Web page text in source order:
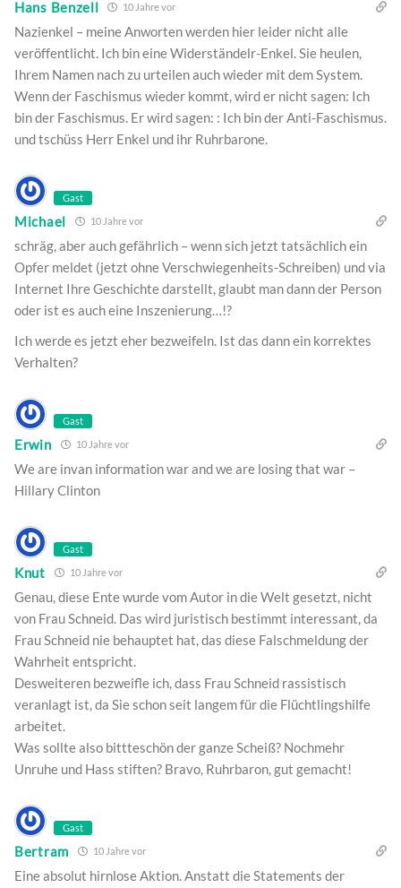
Hans Benzell 10 Jahre vor
Nazienkel – meine Anworten werden hier leider nicht alle
veröffentlicht. Ich bin eine Widerständelr-Enkel. Sie heulen,
Ihrem Namen nach zu urteilen auch wieder mit dem System.
Wenn der Faschismus wieder kommt, wird er nicht sagen: Ich
bin der Faschismus. Er wird sagen: : Ich bin der Anti-Faschismus.
und tschüss Herr Enkel und ihr Ruhrbarone.
Gast
Michael 10 Jahre vor
schräg, aber auch gefährlich – wenn sich jetzt tatsächlich ein
Opfer meldet (jetzt ohne Verschwiegenheits-Schreiben) und via
Internet Ihre Geschichte darstellt, glaubt man dann der Person
oder ist es auch eine Inszenierung…!?
Ich werde es jetzt eher bezweifeln. Ist das dann ein korrektes
Verhalten?
Gast
Erwin 10 Jahre vor
We are invan information war and we are losing that war –
Hillary Clinton
Gast
Knut 10 Jahre vor
Genau, diese Ente wurde vom Autor in die Welt gesetzt, nicht
von Frau Schneid. Das wird juristisch bestimmt interessant, da
Frau Schneid nie behauptet hat, das diese Falschmeldung der
Wahrheit entspricht.
Desweiteren bezweifle ich, dass Frau Schneid rassistisch
veranlagt ist, da Sie schon seit langem für die Flüchtlingshilfe
arbeitet.
Was sollte also bittteschön der ganze Scheiß? Nochmehr
Unruhe und Hass stiften? Bravo, Ruhrbaron, gut gemacht!
Gast
Bertram 10 Jahre vor
Eine absolut hirnlose Aktion. Anstatt die Statements der